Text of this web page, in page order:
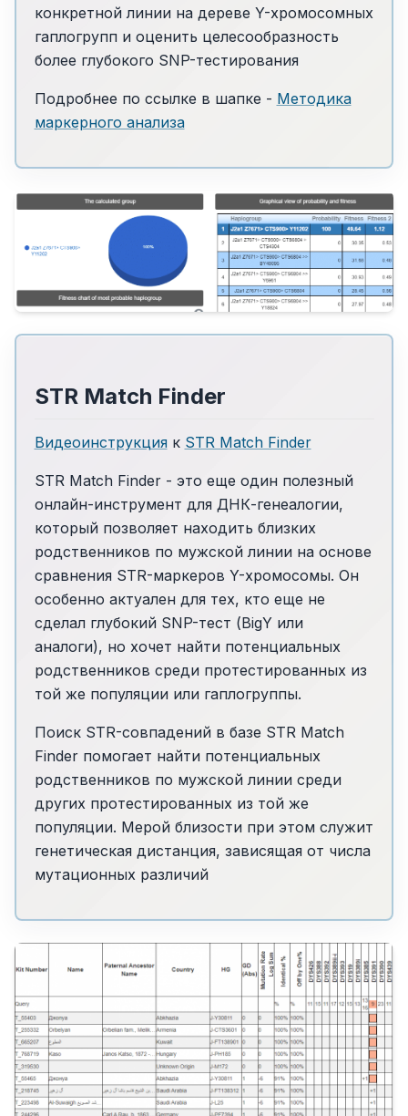
конкретной линии на дереве Y-хромосомных
гаплогрупп и оценить целесообразность
более глубокого SNP-тестирования
Подробнее по ссылке в шапке - Методика
маркерного анализа
STR Match Finder
Видеоинструкцияк STR Match Finder
STR Match Finder - это еще один полезный
онлайн-инструмент для ДНК-генеалогии,
который позволяет находить близких
родственников по мужской линии на основе
сравнения STR-маркеров Y-хромосомы. Он
особенно актуален для тех, кто еще не
сделал глубокий SNP-тест (BigY или
аналоги), но хочет найти потенциальных
родственников среди протестированных из
той же популяции или гаплогруппы.
Поиск STR-совпадений в базе STR Match
Finder помогает найти потенциальных
родственников по мужской линии среди
других протестированных из той же
популяции. Мерой близости при этом служит
генетическая дистанция, зависящая от числа
мутационных различий